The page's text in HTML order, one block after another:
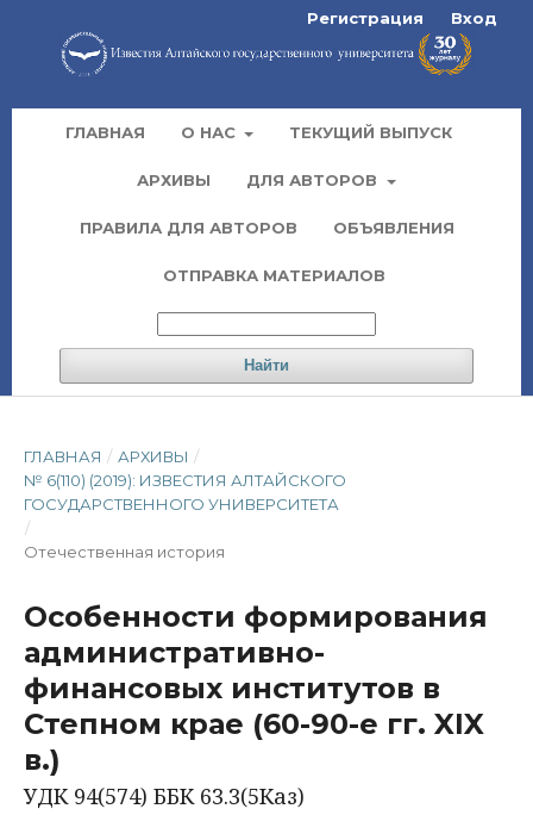
ГЛАВНАЯ О НАС ТЕКУЩИЙ ВЫПУСК
АРХИВЫ ДЛЯ АВТОРОВ
ПРАВИЛА ДЛЯ АВТОРОВ ОБЪЯВЛЕНИЯ
ОТПРАВКА МАТЕРИАЛОВ
Найти
Регистрация Вход
ГЛАВНАЯ / АРХИВЫ /
№ 6(110) (2019): ИЗВЕСТИЯ АЛТАЙСКОГО
ГОСУДАРСТВЕННОГО УНИВЕРСИТЕТА
/
Отечественная история
Особенности формирования
административно-
финансовых институтов в
Степном крае (60-90-е гг. XIX
в.)
УДК 94(574) ББК 63.3(5Каз)